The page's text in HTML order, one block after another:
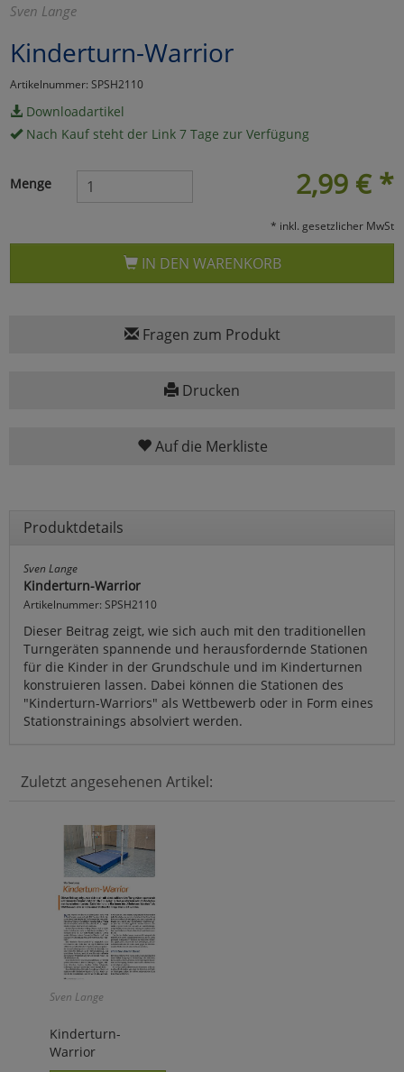
Sven Lange
Kinderturn-Warrior
Artikelnummer: SPSH2110
Downloadartikel
Nach Kauf steht der Link 7 Tage zur Verfügung
2,99 € *
Menge
* inkl. gesetzlicher MwSt
IN DEN WARENKORB
Fragen zum Produkt
Drucken
Auf die Merkliste
Produktdetails
Sven Lange
Kinderturn-Warrior
Artikelnummer: SPSH2110
Dieser Beitrag zeigt, wie sich auch mit den traditionellen
Turngeräten spannende und herausfordernde Stationen
für die Kinder in der Grundschule und im Kinderturnen
konstruieren lassen. Dabei können die Stationen des
"Kinderturn-Warriors" als Wettbewerb oder in Form eines
Stationstrainings absolviert werden.
Zuletzt angesehenen Artikel:
Sven Lange
Kinderturn-
Warrior
Umfragetools
zu Haupptseite